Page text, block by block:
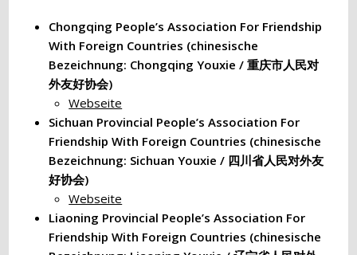
Chongqing People’s Association For Friendship
With Foreign Countries (chinesische
Bezeichnung: Chongqing Youxie / 重庆市人民对
外友好协会)
Webseite
Sichuan Provincial People’s Association For
Friendship With Foreign Countries (chinesische
Bezeichnung: Sichuan Youxie / 四川省人民对外友
好协会)
Webseite
Liaoning Provincial People’s Association For
Friendship With Foreign Countries (chinesische